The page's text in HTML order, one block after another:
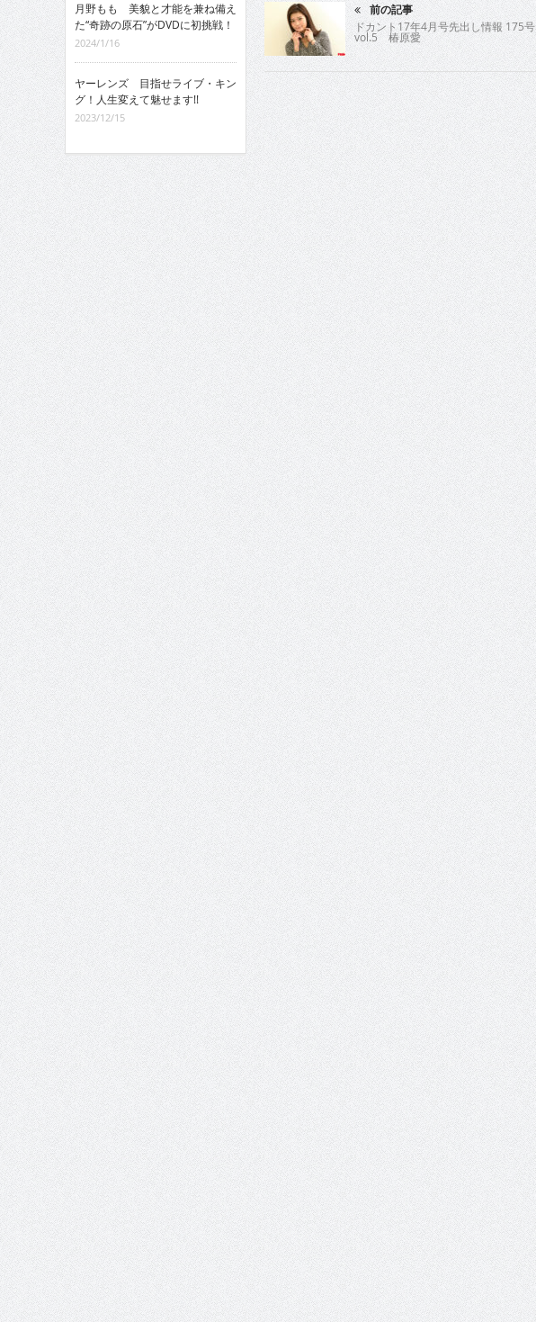
前の記事
ドカント17年4月号先出し情報 175号
vol.5 椿原愛
月野もも 美貌と才能を兼ね備え
た“奇跡の原石”がDVDに初挑戦！
2024/1/16
ヤーレンズ 目指せライブ・キン
グ！人生変えて魅せます!!
2023/12/15